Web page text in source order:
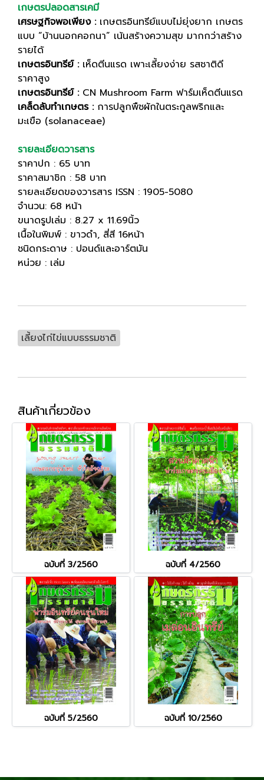
เกษตรปลอดสารเคมี
เศรษฐกิจพอเพียง :เกษตรอินทรีย์แบบไม่ยุ่งยาก เกษตร
แบบ “บ้านนอกคอกนา” เน้นสร้างความสุข มากกว่าสร้าง
รายได้
เกษตรอินทรีย์ :เห็ดตีนแรด เพาะเลี้ยงง่าย รสชาติดี
ราคาสูง
เกษตรอินทรีย์ :CN Mushroom Farm ฟาร์มเห็ดตีนแรด
เคล็ดลับทำเกษตร :การปลูกพืชผักในตระกูลพริกและ
มะเขือ (solanaceae)
รายละเอียดวารสาร
ราคาปก : 65 บาท
ราคาสมาชิก : 58 บาท
รายละเอียดของวารสาร ISSN : 1905-5080
จำนวน: 68 หน้า
ขนาดรูปเล่ม : 8.27 x 11.69นิ้ว
เนื้อในพิมพ์ : ขาวดำ, สี่สี 16หน้า
ชนิดกระดาษ : ปอนด์และอาร์ตมัน
หน่วย : เล่ม
เลี้ยงไก่ไข่แบบธรรมชาติ
สินค้าเกี่ยวข้อง
ฉบับที่ 3/2560 ฉบับที่ 4/2560
ฉบับที่ 5/2560 ฉบับที่ 10/2560